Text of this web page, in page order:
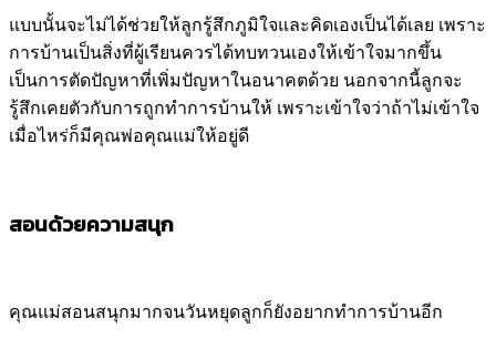
แบบนั้นจะไม่ได้ช่วยให้ลูกรู้สึกภูมิใจและคิดเองเป็นได้เลย เพราะ
การบ้านเป็นสิ่งที่ผู้เรียนควรได้ทบทวนเองให้เข้าใจมากขึ้น
เป็นการตัดปัญหาที่เพิ่มปัญหาในอนาคตด้วย นอกจากนี้ลูกจะ
รู้สึกเคยตัวกับการถูกทำการบ้านให้ เพราะเข้าใจว่าถ้าไม่เข้าใจ
เมื่อไหร่ก็มีคุณพ่อคุณแม่ให้อยู่ดี
สอนด้วยความสนุก
คุณแม่สอนสนุกมากจนวันหยุดลูกก็ยังอยากทำการบ้านอีก